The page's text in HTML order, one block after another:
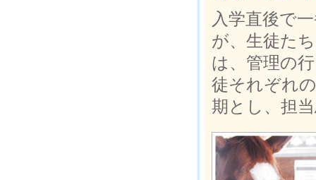
入学直後で
が、生徒た
は、管理の
徒それぞれ
期とし、担